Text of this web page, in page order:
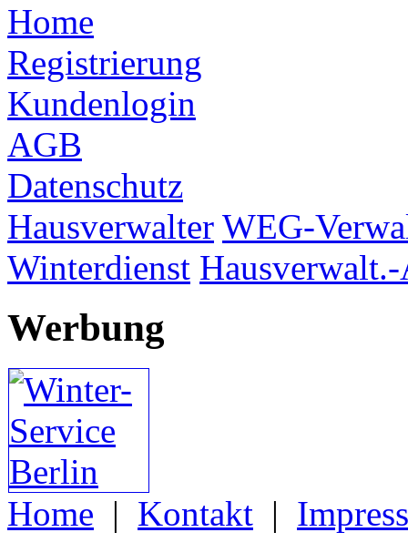
Home
Registrierung
Kundenlogin
AGB
Datenschutz
Hausverwalter WEG-
Winterdienst
Werbung
Home | Kontakt |